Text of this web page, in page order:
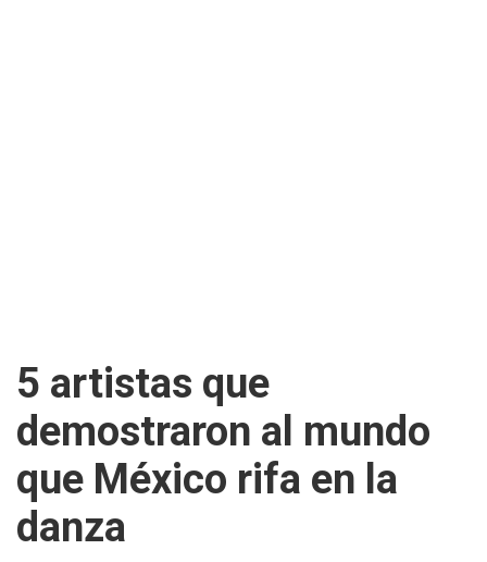
5 artistas que
demostraron al mundo
que México rifa en la
danza